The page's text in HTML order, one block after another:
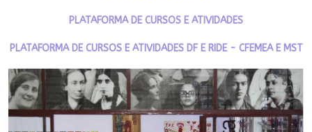
PLATAFORMA DE CURSOS E ATIVIDADES
PLATAFORMA DE CURSOS E ATIVIDADES DF E RIDE - CFEMEA E MST